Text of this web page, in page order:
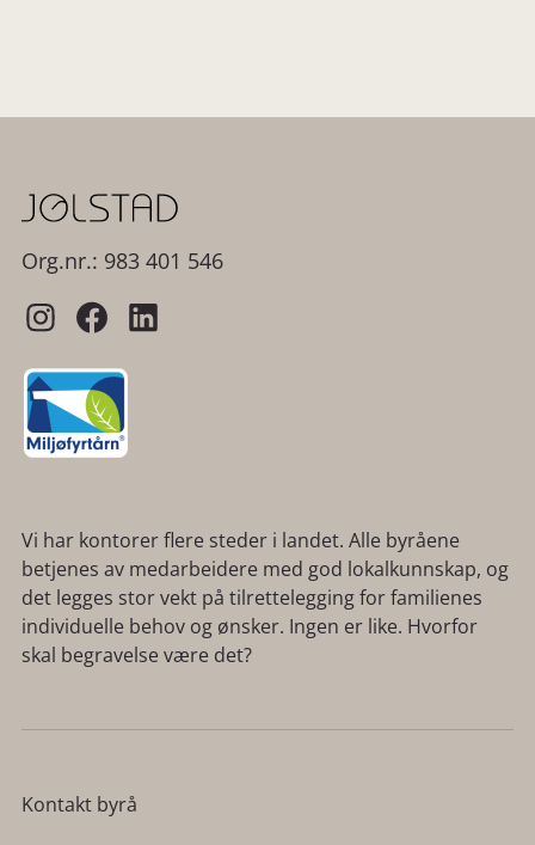
og livssyn
praktisk
informasjon
Sorg og etterlatte
Org.nr.: 983 401 546
Vi har kontorer flere steder i landet. Alle byråene
betjenes av medarbeidere med god lokalkunnskap, og
det legges stor vekt på tilrettelegging for familienes
individuelle behov og ønsker. Ingen er like. Hvorfor
skal begravelse være det?
Kontakt byrå